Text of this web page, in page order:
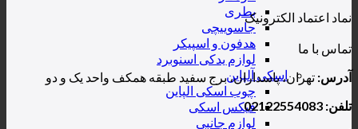
بطری
جاسوییچی
هدفون و اسپیکر
لوازم یدکی اسنوبرد
اسکی آلپاین
چوب اسکی الپاین
فیکس اسکی
لوازم جانبی
نماد اعتماد الکترونیک
تماس با ما
آدرس: تهران، پاسداران، برج سفید طبقه همکف واحد یک و دو
تلفن: 02122554083